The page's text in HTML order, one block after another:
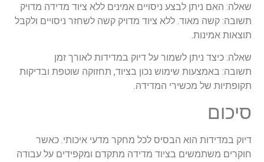
שאלה: האם ניתן לבצע ניסויים אמינים ללא ציוד מדידה מדויק
תשובה: קשה מאוד. ללא ציוד מדויק קשה לשחזר ניסויים ולקבל
תוצאות אמינות.
שאלה: כיצד ניתן לשמור על דיוק במדידות לאורך זמן
תשובה: באמצעות שימוש נכון בציוד, תחזוקה שוטפת ובדיקות
תקופתיות של מכשירי המדידה.
סיכום
דיוק במדידות הוא הבסיס לכל מחקר מדעי איכותי. כאשר
חוקרים משתמשים בציוד מדידה מתקדם ומקפידים על עבודה